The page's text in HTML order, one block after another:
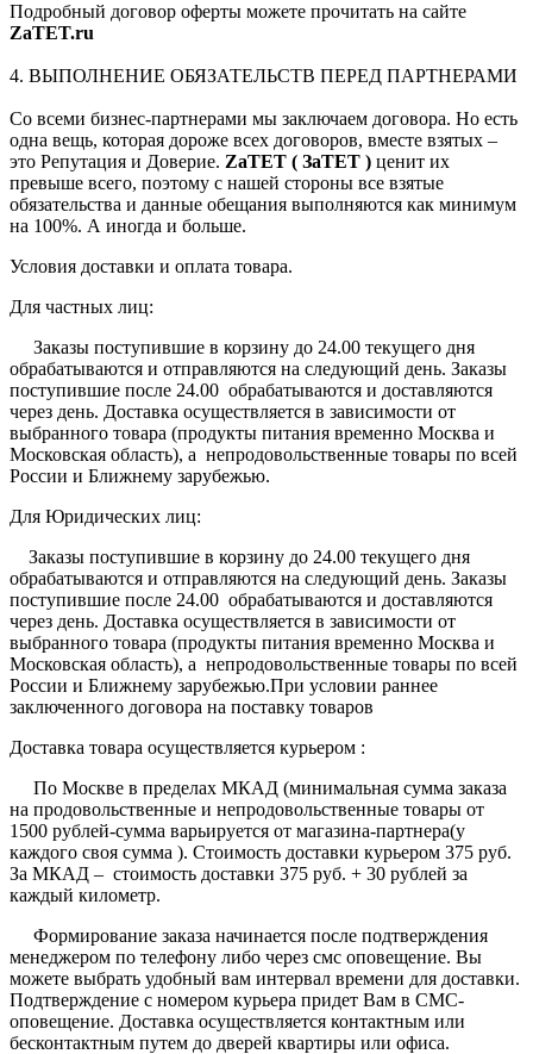
Подробный договор оферты можете прочитать на сайте
ZaTET.ru
4. ВЫПОЛНЕНИЕ ОБЯЗАТЕЛЬСТВ ПЕРЕД ПАРТНЕРАМИ
Со всеми бизнес-партнерами мы заключаем договора. Но есть
одна вещь, которая дороже всех договоров, вместе взятых –
это Репутация и Доверие. ZaTET ( ЗаТЕТ ) ценит их
превыше всего, поэтому с нашей стороны все взятые
обязательства и данные обещания выполняются как минимум
на 100%. А иногда и больше.
Условия доставки и оплата товара.
Для частных лиц:
Заказы поступившие в корзину до 24.00 текущего дня
обрабатываются и отправляются на следующий день. Заказы
поступившие после 24.00 обрабатываются и доставляются
через день. Доставка осуществляется в зависимости от
выбранного товара (продукты питания временно Москва и
Московская область), а непродовольственные товары по всей
России и Ближнему зарубежью.
Для Юридических лиц:
Заказы поступившие в корзину до 24.00 текущего дня
обрабатываются и отправляются на следующий день. Заказы
поступившие после 24.00 обрабатываются и доставляются
через день. Доставка осуществляется в зависимости от
выбранного товара (продукты питания временно Москва и
Московская область), а непродовольственные товары по всей
России и Ближнему зарубежью.При условии раннее
заключенного договора на поставку товаров
Доставка товара осуществляется курьером :
По Москве в пределах МКАД (минимальная сумма заказа
на продовольственные и непродовольственные товары от
1500 рублей-сумма варьируется от магазина-партнера(у
каждого своя сумма ). Стоимость доставки курьером 375 руб.
За МКАД – стоимость доставки 375 руб. + 30 рублей за
каждый километр.
Формирование заказа начинается после подтверждения
менеджером по телефону либо через смс оповещение. Вы
можете выбрать удобный вам интервал времени для доставки.
Подтверждение с номером курьера придет Вам в СМС-
оповещение. Доставка осуществляется контактным или
бесконтактным путем до дверей квартиры или офиса.